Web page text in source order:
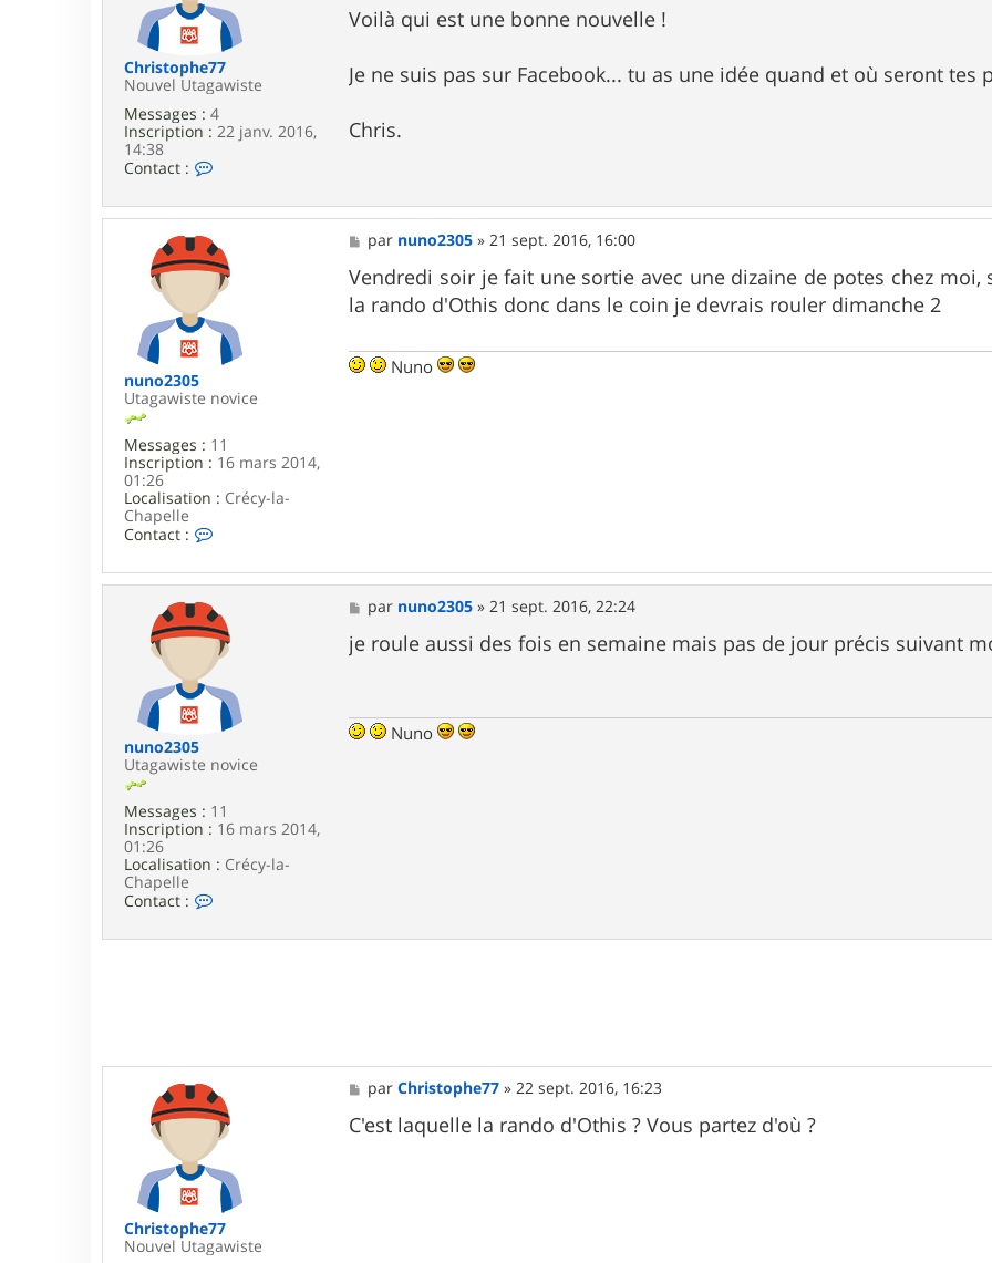
n
u
n
o
2
0
5
Christophe77
Nouvel Utagawiste
Messages : 4
Inscription : 22 janv. 2016,
14:38
Contact :
t
c
t
e
C
h
r
s
p
h
7
g
e
Voilà qui est une bonne nouvelle !
Je ne suis pas sur Facebook... tu as une idée quand et où seront tes
Chris.
nuno2305
Utagawiste novice
Messages : 11
Inscription : 16 mars 2014,
01:26
Localisation : Crécy-la-
Chapelle
Contact :
n
t
c
t
e
n
u
n
2
5
M
e
s
s
a
par nuno2305 »21 sept. 2016, 16:00
Vendredi soir je fait une sortie avec une dizaine de potes chez
la rando d'Othis donc dans le coin je devrais rouler dimanche 2
Nuno
nuno2305
Utagawiste novice
Messages : 11
Inscription : 16 mars 2014,
01:26
Localisation : Crécy-la-
Chapelle
Contact :
n
o
2
3
0
5
M
e
s
s
par nuno2305 »21 sept. 2016, 22:24
je roule aussi des fois en semaine mais pas de jour précis suivant
Nuno
Christophe77
Nouvel Utagawiste
M
e
s
s
parChristophe77 »22 sept. 2016, 16:23
C'est laquelle la rando d'Othis ? Vous partez d'où ?